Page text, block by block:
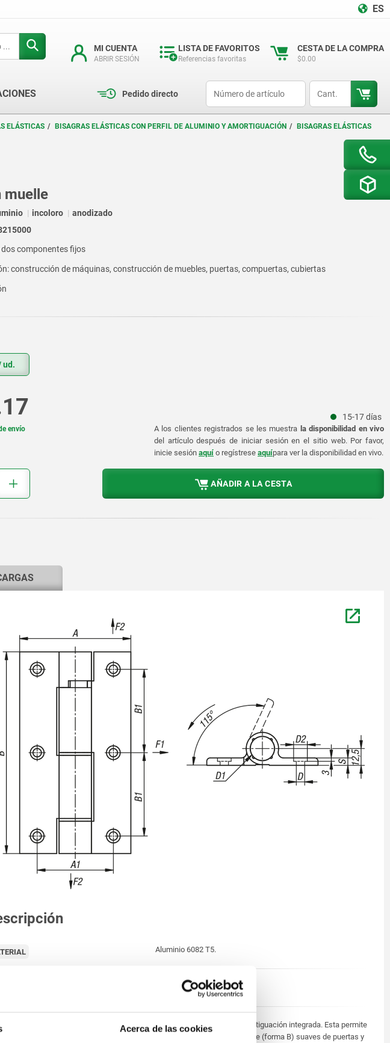
Acerca de las cookies
ES
MI CUENTA
ABRIR SESIÓN
LISTA DE FAVORITOS
Referencias favoritas
CESTA DE LA COMPRA
$0.00
Pedido directo
ELÁSTICAS BISAGRAS ELÁSTICAS CON PERFIL DE ALUMINIO Y AMORTIGUACIÓN
BISAGRAS ELÁSTICAS
muelle
incoloro
anodizado
componentes fijos
construcción de máquinas, construcción de muebles, puertas, compuertas, cubiertas
ud.
15-17 días
envío A los clientes registrados se les muestra la disponibilidad en vivo
del artículo después de iniciar sesión en el sitio web. Por favor,
inicie sesión aquí o regístrese aquípara ver la disponibilidad en vivo.
AÑADIR A LA CESTA
Aluminio 6082 T5.
Aluminio anodizado incoloro.
Las bisagras tienen una amortiguación integrada. Esta permite
la apertura (forma A) y el cierre (forma B) suaves de puertas y